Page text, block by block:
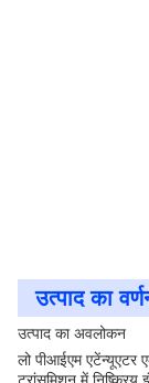
उत्पाद का
उत्पाद का अवलोकन
लो पीआईएम एटेंन्यूएटर